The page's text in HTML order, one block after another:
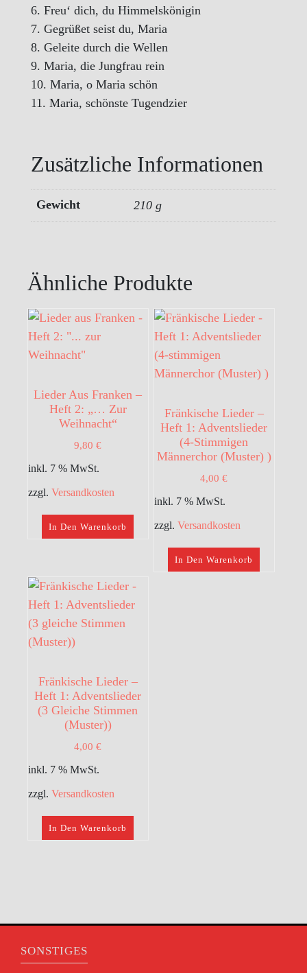
6. Freu‘ dich, du Himmelskönigin
7. Gegrüßet seist du, Maria
8. Geleite durch die Wellen
9. Maria, die Jungfrau rein
10. Maria, o Maria schön
11. Maria, schönste Tugendzier
Zusätzliche Informationen
Gewicht 210 g
Ähnliche Produkte
Lieder Aus Franken –
Heft 2: „… Zur
Weihnacht“
9,80€
inkl. 7 % MwSt.
zzgl. Versandkosten
In Den Warenkorb
Fränkische Lieder –
Heft 1: Adventslieder
(4-Stimmigen
Männerchor (Muster) )
4,00€
inkl. 7 % MwSt.
zzgl.Versandkosten
In Den Warenkorb
Fränkische Lieder –
Heft 1: Adventslieder
(3 Gleiche Stimmen
(Muster))
4,00€
inkl. 7 % MwSt.
zzgl. Versandkosten
In Den Warenkorb
SONSTIGES